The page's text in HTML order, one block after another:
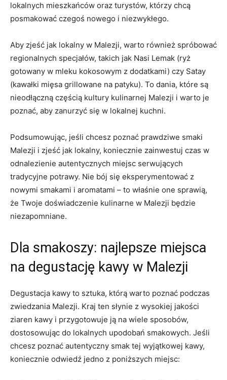
lokalnych mieszkańców oraz turystów, którzy chcą
posmakować czegoś nowego i niezwykłego.
Aby zjeść jak lokalny w Malezji, warto również spróbować
regionalnych specjałów, takich jak Nasi Lemak (ryż
gotowany w mleku kokosowym z dodatkami) czy Satay
(kawałki mięsa grillowane na patyku). To dania, które są
nieodłączną częścią kultury kulinarnej Malezji i warto je
poznać, aby zanurzyć się w lokalnej kuchni.
Podsumowując, jeśli chcesz poznać prawdziwe smaki
Malezji i zjeść jak lokalny, koniecznie zainwestuj czas w
odnalezienie autentycznych miejsc serwujących
tradycyjne potrawy. Nie bój się eksperymentować z
nowymi smakami i aromatami – to właśnie one sprawią,
że Twoje doświadczenie kulinarne w Malezji będzie
niezapomniane.
Dla smakoszy: najlepsze miejsca
na degustację kawy w Malezji
Degustacja kawy to sztuka, którą warto poznać podczas
zwiedzania Malezji. Kraj ten słynie z wysokiej jakości
ziaren kawy i przygotowuje ją na wiele sposobów,
dostosowując do lokalnych upodobań smakowych. Jeśli
chcesz poznać autentyczny smak tej wyjątkowej kawy,
koniecznie odwiedź jedno z poniższych miejsc: